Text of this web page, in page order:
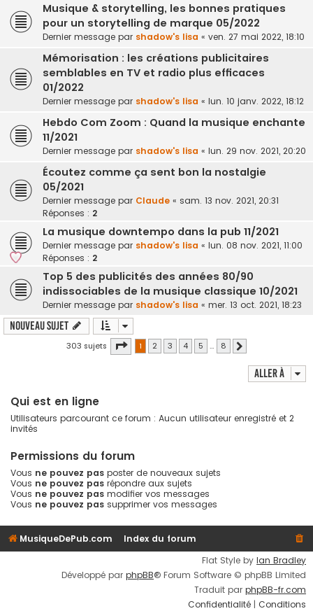
Musique & storytelling, les bonnes pratiques
pour un storytelling de marque 05/2022
Dernier message par shadow's lisa « ven. 27 mai 2022, 18:10
Mémorisation : les créations publicitaires
semblables en TV et radio plus efficaces
01/2022
Dernier message par shadow's lisa « lun. 10 janv. 2022, 18:12
Hebdo Com Zoom : Quand la musique enchante
11/2021
Dernier message par shadow's lisa « lun. 29 nov. 2021, 20:20
Écoutez comme ça sent bon la nostalgie
05/2021
Dernier message par Claude « sam. 13 nov. 2021, 20:31
Réponses : 2
La musique downtempo dans la pub 11/2021
Dernier message par shadow's lisa « lun. 08 nov. 2021, 11:00
Réponses : 2
Top 5 des publicités des années 80/90
indissociables de la musique classique 10/2021
Dernier message par shadow's lisa « mer. 13 oct. 2021, 18:23
Nouveau sujet
303 sujets Page 1sur8
1 2 3 4 5 … 8
Aller à
Qui est en ligne
Utilisateurs parcourant ce forum : Aucun utilisateur enregistré et 2
invités
Permissions du forum
Vous ne pouvez pas poster de nouveaux sujets
Vous ne pouvez pas répondre aux sujets
Vous ne pouvez pas modifier vos messages
Vous ne pouvez pas supprimer vos messages
MusiqueDePub.com
Index du forum
Flat Style by Ian Bradley
Développé par phpBB® Forum Software © phpBB Limited
Traduit par phpBB-fr.com
Confidentialité | Conditions